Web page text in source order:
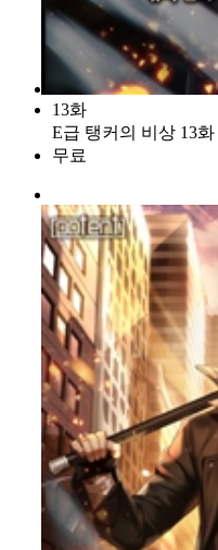
13화
E급 탱커의 비상 13화
무료